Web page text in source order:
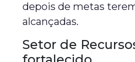
depois de metas
alcançadas.
Setor de